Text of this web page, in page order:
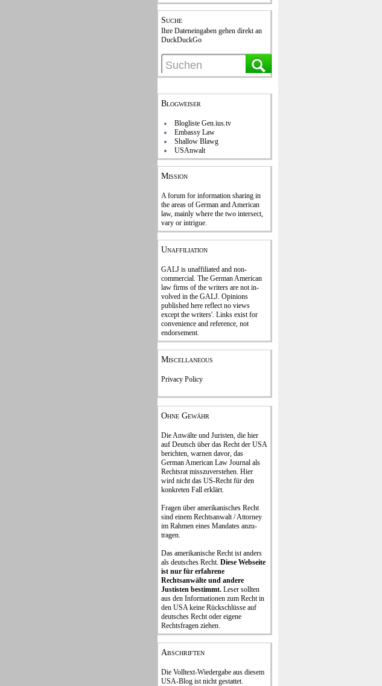
Suche
Ihre Dateneingaben gehen direkt an
DuckDuckGo
Blogweiser
Blogliste Gen.ius.tv
Embassy Law
Shallow Blawg
USAnwalt
Mission
A forum for information sharing in
the areas of German and American
law, mainly where the two intersect,
vary or intrigue.
Unaffiliation
GALJ is unaffiliated and non-
commercial. The Ger­man American
law firms of the writers are not in­
volved in the GALJ. Opi­nions
published here reflect no views
except the writers'. Links exist for
con­venience and refe­rence, not
endorse­ment.
Miscellaneous
Privacy Policy
Ohne Gewähr
Die Anwälte und Juristen, die hier
auf Deutsch über das Recht der USA
be­rich­ten, war­nen davor, das
German Ame­rican Law Journal als
Rechts­rat miss­zu­verstehen. Hier
wird nicht das US-Recht für den
konkreten Fall er­klärt.
Fragen über amerika­ni­sches Recht
sind einem Rechts­an­walt / Attorney
im Rahmen eines Mandates an­zu­
tragen.
Das amerikanische Recht ist anders
als deutsches Recht. Diese Webseite
ist nur für erfahrene
Rechtsanwälte und andere
Justisten be­stimmt. Leser sollten
aus den In­formationen zum Recht in
den USA keine Rückschlüsse auf
deutsches Recht oder eigene
Rechtsfragen ziehen.
Abschriften
Die Volltext-Wiedergabe aus diesem
USA-Blog ist nicht gestattet.